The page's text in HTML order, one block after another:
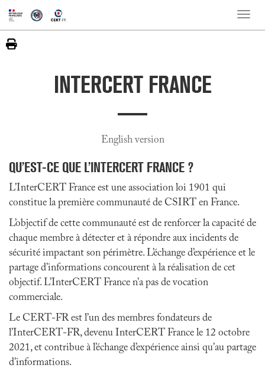
Toggle
INTERCERT FRANCE
English version
QU’EST-CE QUE L’INTERCERT FRANCE ?
L’InterCERT France est une association loi 1901 qui
constitue la première communauté de CSIRT en France.
L’objectif de cette communauté est de renforcer la capacité de
chaque membre à détecter et à répondre aux incidents de
sécurité impactant son périmètre. L’échange d’expérience et le
partage d’informations concourent à la réalisation de cet
objectif. L’InterCERT France n’a pas de vocation
commerciale.
Le CERT-FR est l’un des membres fondateurs de
l’InterCERT-FR, devenu InterCERT France le 12 octobre
2021, et contribue à l’échange d’expérience ainsi qu’au partage
d’informations.